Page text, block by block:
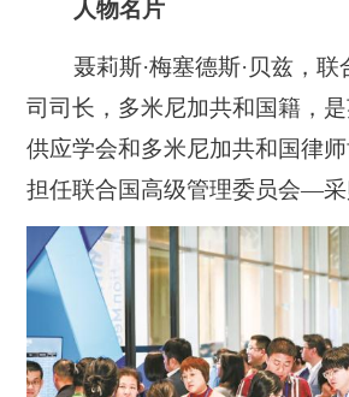
人物名片
聂莉斯·梅塞德斯·贝兹，
司司长，多米尼加共和国籍，
供应学会和多米尼加共和国律
担任联合国高级管理委员会—采